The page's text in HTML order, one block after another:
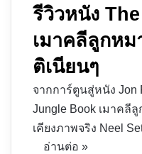
รีวิวหนัง
เมาคลีลูกหม
ติเนียนๆ
จากการ์ตูนสู่หนัง Jon
Jungle Book เมาคลี
เคียงภาพจริง Neel
อ่านต่อ »